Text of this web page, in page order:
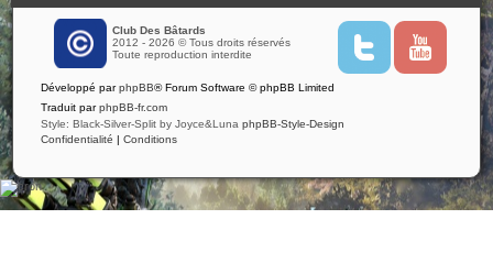
Club Des Bâtards
2012 - 2026 © Tous droits réservés
Toute reproduction interdite
T
i
Y
u
Développé parphpBB® Forum Software © phpBB Limited
Traduit parphpBB-fr.com
Style: Black-Silver-Split by Joyce&Luna phpBB-Style-Design
Confidentialité | Conditions